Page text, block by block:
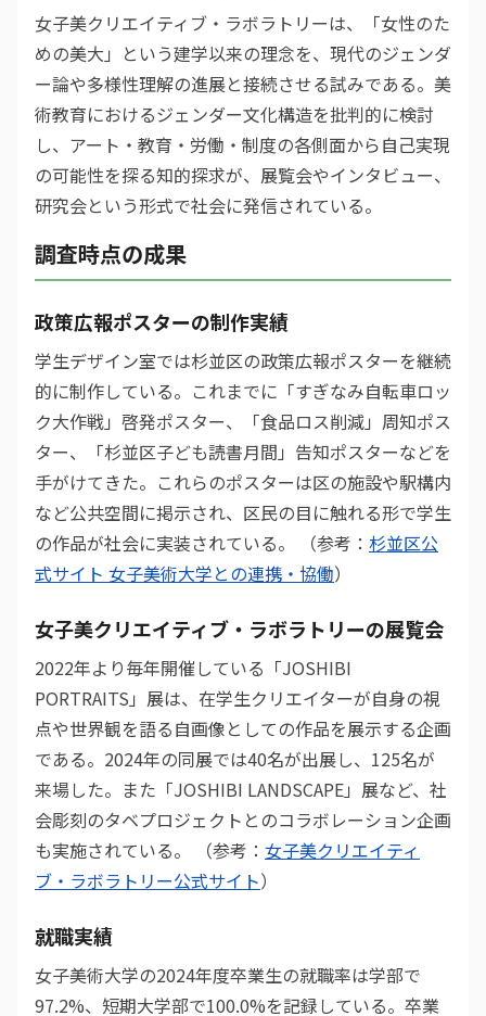
女子美クリエイティブ・ラボラトリーは、「女性のた
めの美大」という建学以来の理念を、現代のジェンダ
ー論や多様性理解の進展と接続させる試みである。美
術教育におけるジェンダー文化構造を批判的に検討
し、アート・教育・労働・制度の各側面から自己実現
の可能性を探る知的探求が、展覧会やインタビュー、
研究会という形式で社会に発信されている。
調査時点の成果
政策広報ポスターの制作実績
学生デザイン室では杉並区の政策広報ポスターを継続
的に制作している。これまでに「すぎなみ自転車ロッ
ク大作戦」啓発ポスター、「食品ロス削減」周知ポス
ター、「杉並区子ども読書月間」告知ポスターなどを
手がけてきた。これらのポスターは区の施設や駅構内
など公共空間に掲示され、区民の目に触れる形で学生
の作品が社会に実装されている。 （参考： 杉並区公
式サイト 女子美術大学との連携・協働）
女子美クリエイティブ・ラボラトリーの展覧会
2022年より毎年開催している「JOSHIBI
PORTRAITS」展は、在学生クリエイターが自身の視
点や世界観を語る自画像としての作品を展示する企画
である。2024年の同展では40名が出展し、125名が
来場した。また「JOSHIBI LANDSCAPE」展など、社
会彫刻のタベプロジェクトとのコラボレーション企画
も実施されている。 （参考： 女子美クリエイティ
ブ・ラボラトリー公式サイト）
就職実績
女子美術大学の2024年度卒業生の就職率は学部で
97.2%、短期大学部で100.0%を記録している。卒業